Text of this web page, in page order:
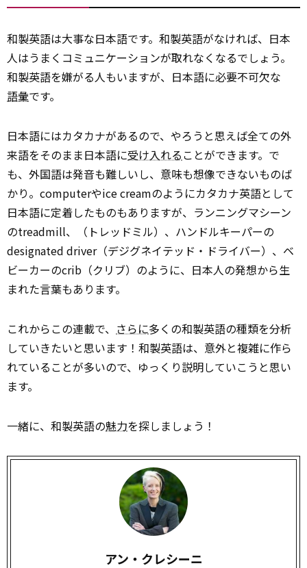
和製英語は大事な日本語です。和製英語がなければ、日本
人はうまくコミュニケーションが取れなくなるでしょう。
和製英語を嫌がる人もいますが、日本語に必要不可欠な
語彙です。
日本語にはカタカナがあるので、やろうと思えば全ての外
来語をそのまま日本語に受け入れることができます。で
も、外国語は発音も難しいし、意味も想像できないものば
かり。computerやice creamのようにカタカナ英語として
日本語に定着したものもありますが、ランニングマシーン
のtreadmill、（トレッドミル）、ハンドルキーパーの
designated driver（デジグネイテッド・ドライバー）、ベ
ビーカーのcrib（クリブ）のように、日本人の発想から生
まれた言葉もあります。
これからこの連載で、 さらに多くの和製英語の種類を分析
していきたいと思います！和製英語は、意外と複雑に作ら
れていることが多いので、ゆっくり説明していこうと思い
ます。
一緒に、和製英語の魅力を探しましょう！
アン・クレシーニ